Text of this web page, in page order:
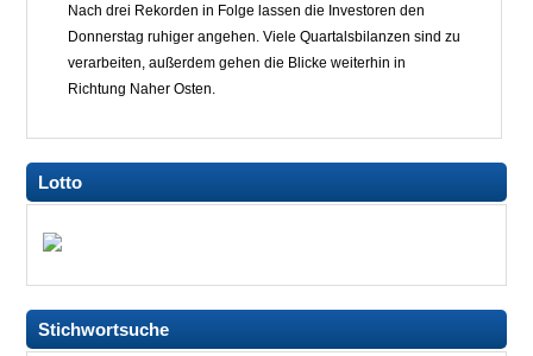
Nach drei Rekorden in Folge lassen die Investoren den
Donnerstag ruhiger angehen. Viele Quartalsbilanzen sind zu
verarbeiten, außerdem gehen die Blicke weiterhin in
Richtung Naher Osten.
Lotto
Stichwortsuche